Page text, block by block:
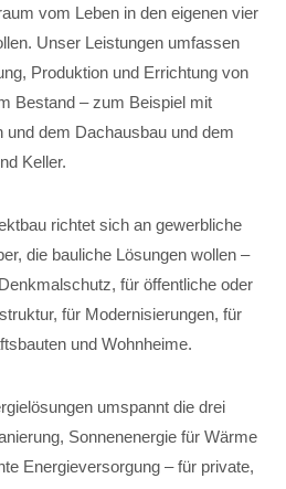
vom Leben in den eigenen vier
Unser Leistungen umfassen
Produktion und Errichtung von
Bestand – zum Beispiel mit
und dem Dachausbau und dem
Keller.
richtet sich an gewerbliche
die bauliche Lösungen wollen –
für öffentliche oder
für Modernisierungen, für
und Wohnheime.
umspannt die drei
Sonnenenergie für Wärme
Energieversorgung – für private,